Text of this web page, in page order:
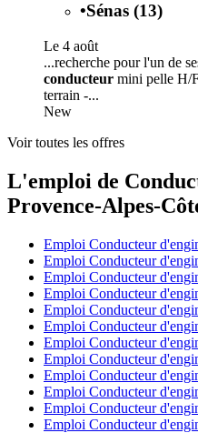
•Sénas (13)
Le 4 août
...recherche pour l'un de
conducteur mini pelle H/
terrain -...
New
Voir toutes les offres
L'emploi de
Provence-Alpes-
Emploi Conducteur
Emploi Conducteur
Emploi Conducteur
Emploi Conducteur
Emploi Conducteur
Emploi Conducteur
Emploi Conducteur
Emploi Conducteur
Emploi Conducteur
Emploi Conducteur
Emploi Conducteur
Emploi Conducteur